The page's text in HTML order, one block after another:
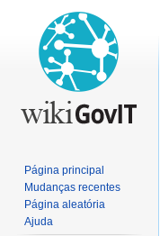
Página principal
Mudanças recentes
Página aleatória
Ajuda